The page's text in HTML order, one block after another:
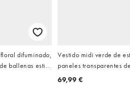
difuminado,
ballenas estilo
Vestido midi verde de
paneles transparentes
69,99 €